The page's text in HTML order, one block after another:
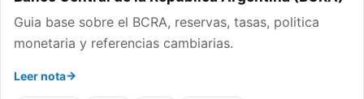
Guia base sobre el BCRA, reservas, tasas, politica
monetaria y referencias cambiarias.
Leer nota